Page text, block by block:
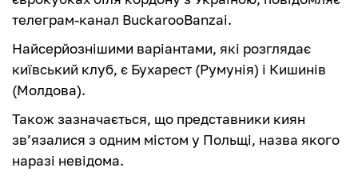
телеграм-канал BuckarooBanzai.
Найсерйознішими варіантами, які розглядає
київський клуб, є Бухарест (Румунія) і Кишинів
(Молдова).
Також зазначається, що представники киян
зв’язалися з одним містом у Польщі, назва якого
наразі невідома.